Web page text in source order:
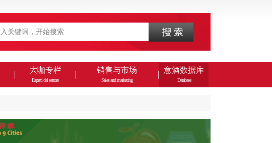
大咖专栏
Esperti del settore
销售与市场
Sales and marketing
意酒数据库
Database